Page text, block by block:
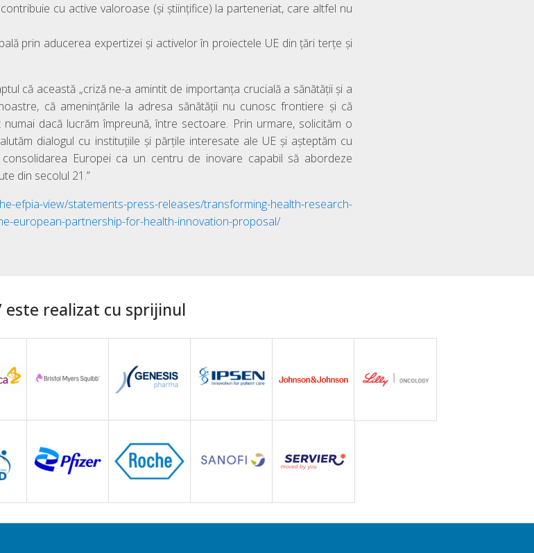
cu active valoroase (și științifice) la parteneriat, care altfel nu
prin aducerea expertizei și activelor în proiectele UE din țări terțe și
că această „criză ne-a amintit de importanța crucială a sănătății și a
că amenințările la adresa sănătății nu cunosc frontiere și că
dacă lucrăm împreună, între sectoare. Prin urmare, solicităm o
dialogul cu instituțiile și părțile interesate ale UE și așteptăm cu
Europei ca un centru de inovare capabil să abordeze
din secolul 21.”
efpia-view/statements-press-releases/transforming-health-research-
european-partnership-for-health-innovation-proposal/
este realizat cu sprijinul